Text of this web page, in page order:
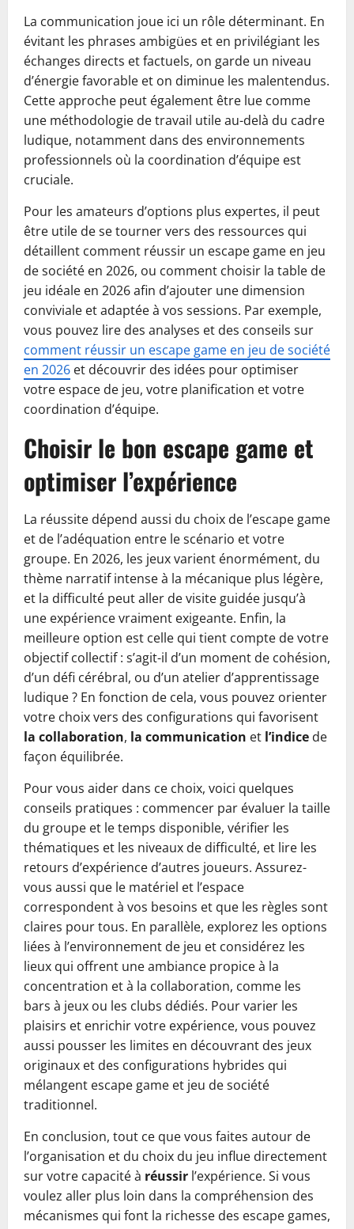
La communication joue ici un rôle déterminant. En
évitant les phrases ambigües et en privilégiant les
échanges directs et factuels, on garde un niveau
d’énergie favorable et on diminue les malentendus.
Cette approche peut également être lue comme
une méthodologie de travail utile au-delà du cadre
ludique, notamment dans des environnements
professionnels où la coordination d’équipe est
cruciale.
Pour les amateurs d’options plus expertes, il peut
être utile de se tourner vers des ressources qui
détaillent comment réussir un escape game en jeu
de société en 2026, ou comment choisir la table de
jeu idéale en 2026 afin d’ajouter une dimension
conviviale et adaptée à vos sessions. Par exemple,
vous pouvez lire des analyses et des conseils sur
comment réussir un escape game en jeu de société
en 2026 et découvrir des idées pour optimiser
votre espace de jeu, votre planification et votre
coordination d’équipe.
Choisir le bon escape game et
optimiser l’expérience
La réussite dépend aussi du choix de l’escape game
et de l’adéquation entre le scénario et votre
groupe. En 2026, les jeux varient énormément, du
thème narratif intense à la mécanique plus légère,
et la difficulté peut aller de visite guidée jusqu’à
une expérience vraiment exigeante. Enfin, la
meilleure option est celle qui tient compte de votre
objectif collectif : s’agit-il d’un moment de cohésion,
d’un défi cérébral, ou d’un atelier d’apprentissage
ludique ? En fonction de cela, vous pouvez orienter
votre choix vers des configurations qui favorisent
la collaboration, la communication et l’indice de
façon équilibrée.
Pour vous aider dans ce choix, voici quelques
conseils pratiques : commencer par évaluer la taille
du groupe et le temps disponible, vérifier les
thématiques et les niveaux de difficulté, et lire les
retours d’expérience d’autres joueurs. Assurez-
vous aussi que le matériel et l’espace
correspondent à vos besoins et que les règles sont
claires pour tous. En parallèle, explorez les options
liées à l’environnement de jeu et considérez les
lieux qui offrent une ambiance propice à la
concentration et à la collaboration, comme les
bars à jeux ou les clubs dédiés. Pour varier les
plaisirs et enrichir votre expérience, vous pouvez
aussi pousser les limites en découvrant des jeux
originaux et des configurations hybrides qui
mélangent escape game et jeu de société
traditionnel.
En conclusion, tout ce que vous faites autour de
l’organisation et du choix du jeu influe directement
sur votre capacité à réussir l’expérience. Si vous
voulez aller plus loin dans la compréhension des
mécanismes qui font la richesse des escape games,